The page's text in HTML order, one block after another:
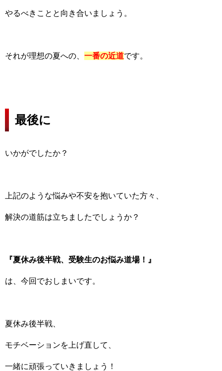
やるべきことと向き合いましょう。
それが理想の夏への、 一番の近道です。
最後に
いかがでしたか？
上記のような悩みや不安を抱いていた方々、
解決の道筋は立ちましたでしょうか？
『夏休み後半戦、受験生のお悩み道場！』
は、今回でおしまいです。
夏休み後半戦、
モチベーションを上げ直して、
一緒に頑張っていきましょう！